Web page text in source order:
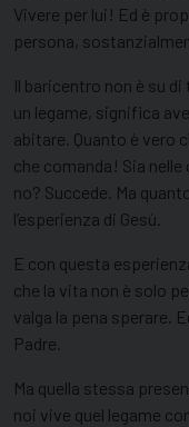
Vivere per lui! Ed è
persona,
Il baricentro non è su
un legame, significa
abitare. Quanto è vero
che comanda! Sia nelle
no? Succede. Ma
l’esperienza di Gesù.
E con questa
che la vita non è solo
valga la pena sperare.
Padre.
Ma quella stessa
noi vive quel legame